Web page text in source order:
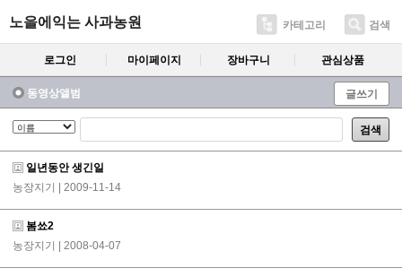
노을에익는 사과농원 카테고리 검색
로그인 마이페이지 장바구니 관심상품
동영상앨범 글쓰기
검색
일년동안 생긴일
농장지기 | 2009-11-14
봄쑈2
농장지기 | 2008-04-07